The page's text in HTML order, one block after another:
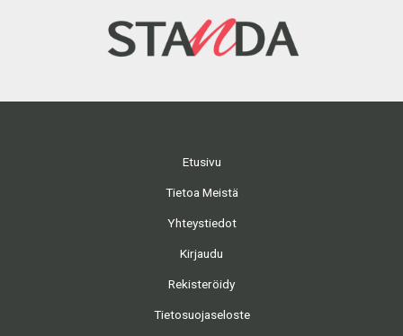
Etusivu
Tietoa Meistä
Yhteystiedot
Kirjaudu
Rekisteröidy
Tietosuojaseloste